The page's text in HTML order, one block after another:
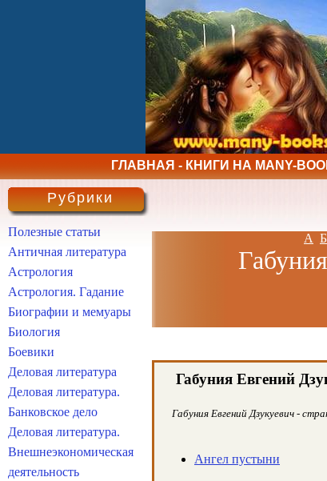
ГЛАВНАЯ - КНИГИ НА MANY-
А Б
Габуния Евгений
Габуния Евгений Дзукуевич -
Ангел пустыни
Рубрики
Полезные статьи
Античная литература
Астрология
Астрология. Гадание
Биографии и мемуары
Биология
Боевики
Деловая литература
Деловая литература.
Банковское дело
Деловая литература.
Внешнеэкономическая
деятельность